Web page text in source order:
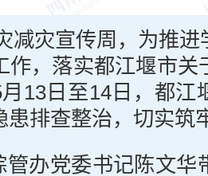
减灾宣传周，为推
作，落实都江堰市关
13日至14日，都江
患排查整治，切实筑
管办党委书记陈文华